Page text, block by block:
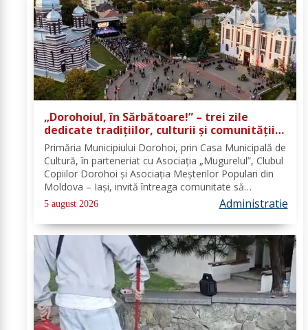
„Dorohoiul, în Sărbătoare!” – trei zile
dedicate tradițiilor, culturii și comunității
Trei tradiții. Un singur eveniment. O
singură sărbătoare!
Primăria Municipiului Dorohoi, prin Casa Municipală de
Cultură, în parteneriat cu Asociația „Mugurelul”, Clubul
Copiilor Dorohoi și Asociația Meșterilor Populari din
Moldova – Iași, invită întreaga comunitate să
participe, în perioada 28–30 august 2026, la
evenimentul „Dorohoiul, în Sărbătoare!”....
5 august 2026 Administratie